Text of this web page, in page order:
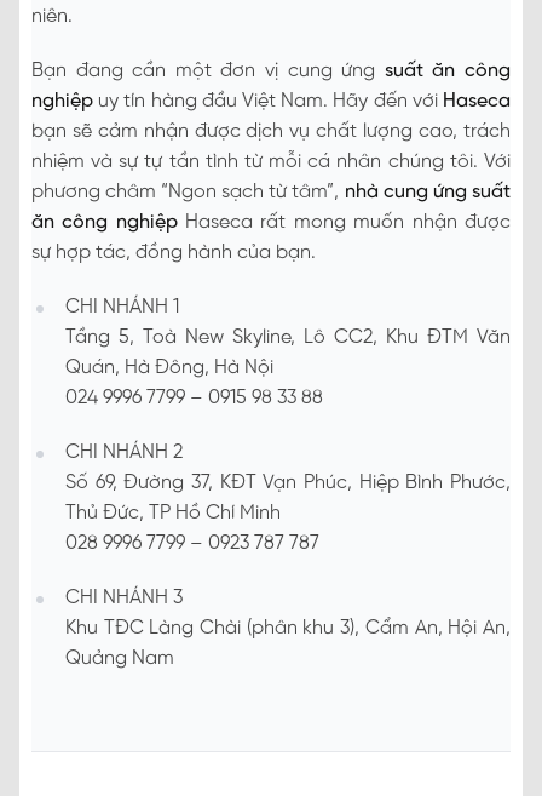
niên.
Bạn đang cần một đơn vị cung ứng suất ăn công
nghiệp uy tín hàng đầu Việt Nam. Hãy đến vớiHaseca
bạn sẽ cảm nhận được dịch vụ chất lượng cao, trách
nhiệm và sự tự tần tình từ mỗi cá nhân chúng tôi. Với
phương châm “Ngon sạch từ tâm”, nhà cung ứng suất
ăn công nghiệpHaseca rất mong muốn nhận được
sự hợp tác, đồng hành của bạn.
CHI NHÁNH 1
Tầng 5, Toà New Skyline, Lô CC2, Khu ĐTM Văn
Quán, Hà Đông, Hà Nội
024 9996 7799 – 0915 98 33 88
CHI NHÁNH 2
Số 69, Đường 37, KĐT Vạn Phúc, Hiệp Bình Phước,
Thủ Đức, TP Hồ Chí Minh
028 9996 7799 – 0923 787 787
CHI NHÁNH 3
Khu TĐC Làng Chài (phân khu 3), Cẩm An, Hội An,
Quảng Nam